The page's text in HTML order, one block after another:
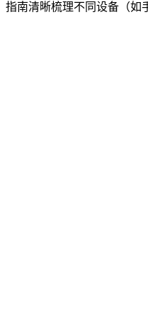
南清晰梳理不同设备（如